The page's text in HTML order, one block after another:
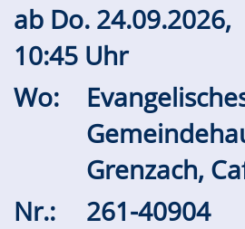
ab Do. 24.09.2026,
10:45 Uhr
Wo:
Grenzach,
Nr.:
261-40904